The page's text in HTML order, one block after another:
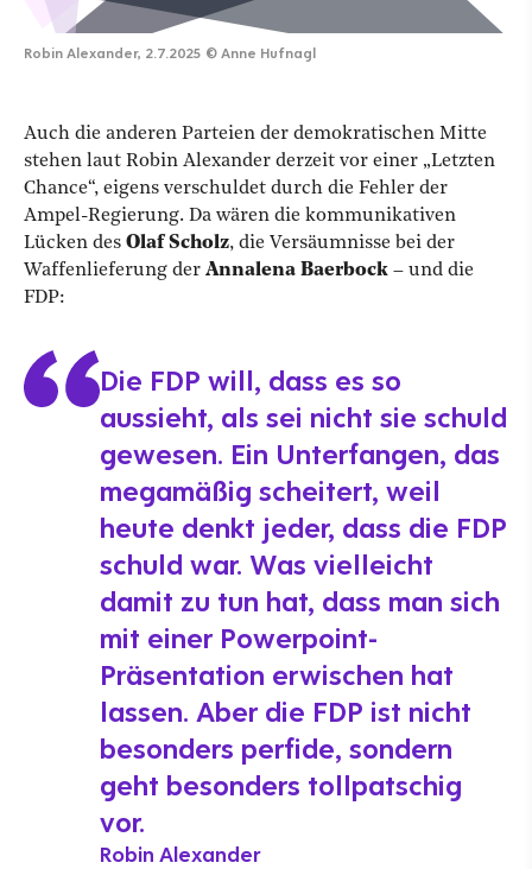
Robin Alexander, 2.7.2025 © Anne Hufnagl
Auch die anderen Parteien der demokratischen Mitte
stehen laut Robin Alexander derzeit vor einer „Letzten
Chance“, eigens verschuldet durch die Fehler der
Ampel-Regierung. Da wären die kommunikativen
Lücken des Olaf Scholz, die Versäumnisse bei der
Waffenlieferung der Annalena Baerbock – und die
FDP:
Die FDP will, dass es so
aussieht, als sei nicht sie schuld
gewesen. Ein Unterfangen, das
megamäßig scheitert, weil
heute denkt jeder, dass die FDP
schuld war. Was vielleicht
damit zu tun hat, dass man sich
mit einer Powerpoint-
Präsentation erwischen hat
lassen. Aber die FDP ist nicht
besonders perfide, sondern
geht besonders tollpatschig
vor.
Robin Alexander